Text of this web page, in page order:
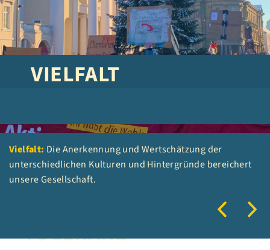
Vielfalt: Die Anerkennung und Wertschätzung der
unterschiedlichen Kulturen und Hintergründe bereichert
unsere Gesellschaft.
VIELFALT
SOLIDARITÄT
EMPATHIE
TOLERANZ